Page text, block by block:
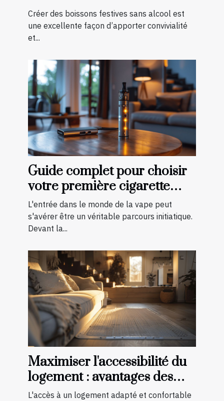
pour toutes les saisons
Créer des boissons festives sans alcool est
une excellente façon d’apporter convivialité
et...
Guide complet pour choisir
votre première cigarette
électronique
L'entrée dans le monde de la vape peut
s'avérer être un véritable parcours initiatique.
Devant la...
Maximiser l'accessibilité du
logement : avantages des
aménagements préventifs
L'accès à un logement adapté et confortable